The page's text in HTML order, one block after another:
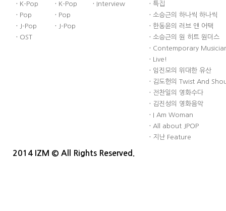
· K-Pop
· Pop
· J-Pop
· OST
· K-Pop
· Pop
· J-Pop
· Interview · 특집
· 소승근의 하나씩 하나씩
· 한동윤의 러브 앤 어택
· 소승근의 원 히트 원더스
· Contemporary
· Live!
· 임진모의 위대한 유산
· 김도헌의 Twist And
· 전찬일의 영화수다
· 김진성의 영화음악
· I Am Woman
· All about JPOP
· 지난 Feature
2014 IZM © All Rights Reserved.